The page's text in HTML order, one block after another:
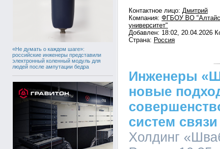
«Не думать о каждом шаге»:
российские инженеры представили
электронный коленный модуль для
людей после ампутации бедра
Контактное лицо: Дмитрий
Компания: ФГБОУ ВО
университет"
Добавлен: 18:02, 20.04.2026
Страна: Россия
Инженеры
новые
систем
Холдинг